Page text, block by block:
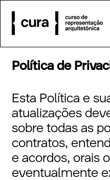
Política de
Esta Política e
atualizações
sobre todas as
contratos,
e acordos, orais
eventualmente